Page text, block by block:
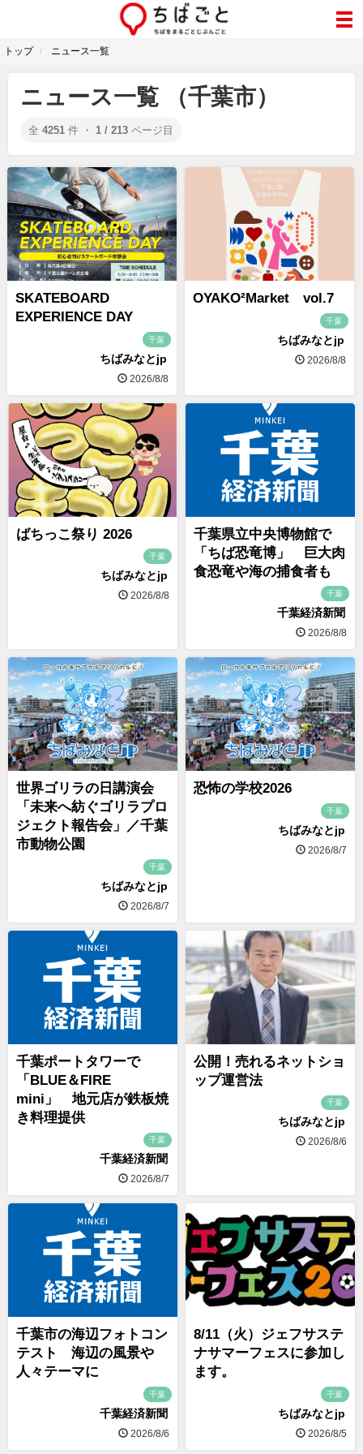
トップ ニュース一覧
ニュース一覧 （千葉市）
全 4251 件 ・ 1 / 213 ページ目
SKATEBOARD
EXPERIENCE DAY
千葉
ちばみなとjp
2026/8/8
OYAKO²Market vol.7
千葉
ちばみなとjp
2026/8/8
ばちっこ祭り 2026
千葉
ちばみなとjp
2026/8/8
千葉県立中央博物館で
「ちば恐竜博」 巨大肉
食恐竜や海の捕食者も
千葉
千葉経済新聞
2026/8/8
世界ゴリラの日講演会
「未来へ紡ぐゴリラプロ
ジェクト報告会」／千葉
市動物公園
千葉
ちばみなとjp
2026/8/7
恐怖の学校2026
千葉
ちばみなとjp
2026/8/7
千葉ポートタワーで
「BLUE＆FIRE
mini」 地元店が鉄板焼
き料理提供
千葉
千葉経済新聞
2026/8/7
公開！売れるネットショ
ップ運営法
千葉
ちばみなとjp
2026/8/6
千葉市の海辺フォトコン
テスト 海辺の風景や
人々テーマに
千葉
千葉経済新聞
2026/8/6
8/11（火）ジェフサステ
ナサマーフェスに参加し
ます。
千葉
ちばみなとjp
2026/8/5